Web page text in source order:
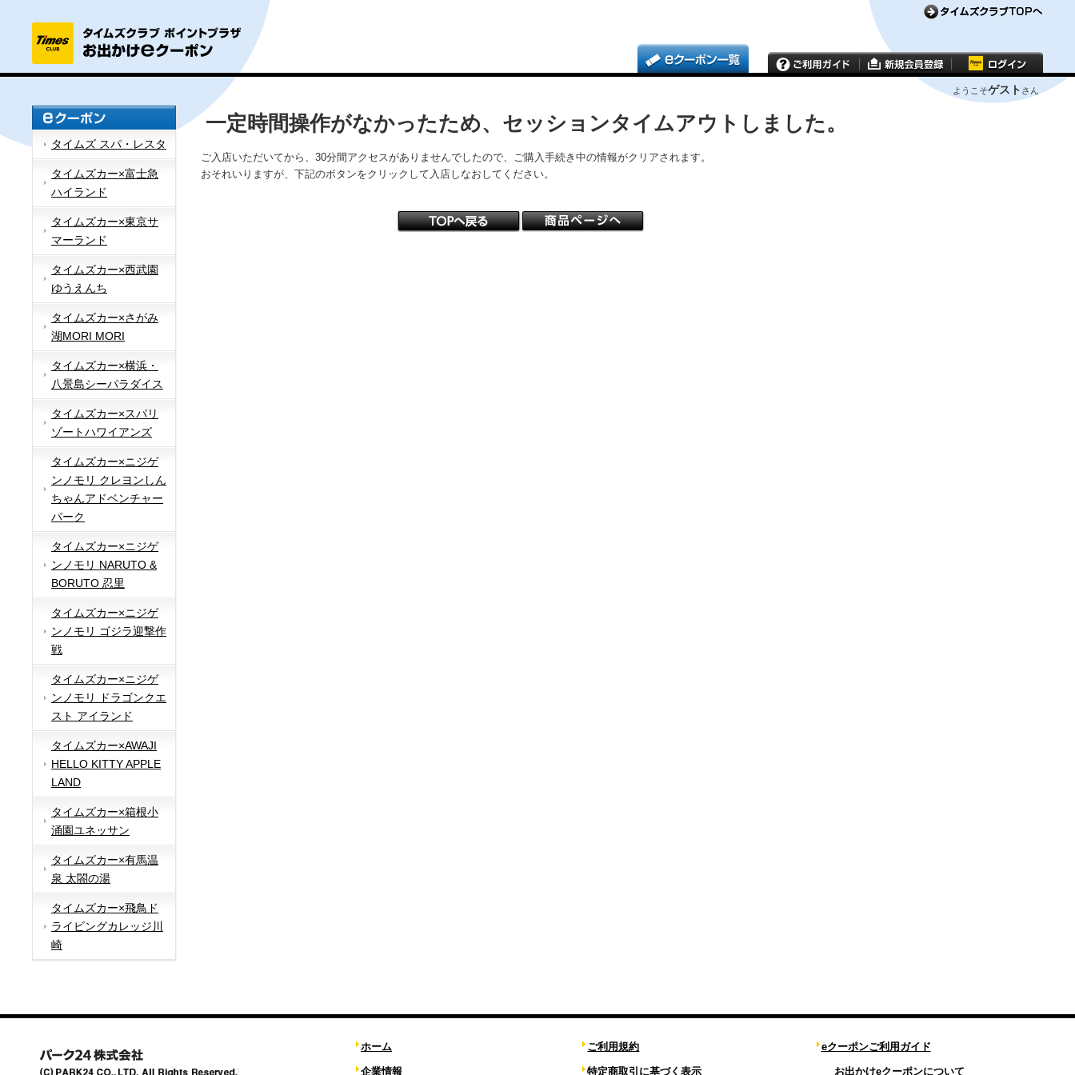
ようこそゲスト さん
タイムズ スパ・レスタ
タイムズカー×富士急
ハイランド
タイムズカー×東京サ
マーランド
タイムズカー×西武園
ゆうえんち
タイムズカー×さがみ
湖MORI MORI
タイムズカー×横浜・
八景島シーパラダイス
タイムズカー×スパリ
ゾートハワイアンズ
タイムズカー×ニジゲ
ンノモリ クレヨンしん
ちゃんアドベンチャー
パーク
タイムズカー×ニジゲ
ンノモリ NARUTO &
BORUTO 忍里
タイムズカー×ニジゲ
ンノモリ ゴジラ迎撃作
戦
タイムズカー×ニジゲ
ンノモリ ドラゴンクエ
スト アイランド
タイムズカー×AWAJI
HELLO KITTY APPLE
LAND
タイムズカー×箱根小
涌園ユネッサン
タイムズカー×有馬温
泉 太閤の湯
タイムズカー×飛鳥ド
ライビングカレッジ川
崎
一定時間操作がなかったため、セッションタイムアウトしました。
ご入店いただいてから、30分間アクセスがありませんでしたので、ご購入手続き中の情報がクリアされます。
おそれいりますが、下記のボタンをクリックして入店しなおしてください。
ホーム
企業情報
ご利用規約
特定商取引に基づく表示
eクーポンご利用ガイド
お出かけeクーポンについて